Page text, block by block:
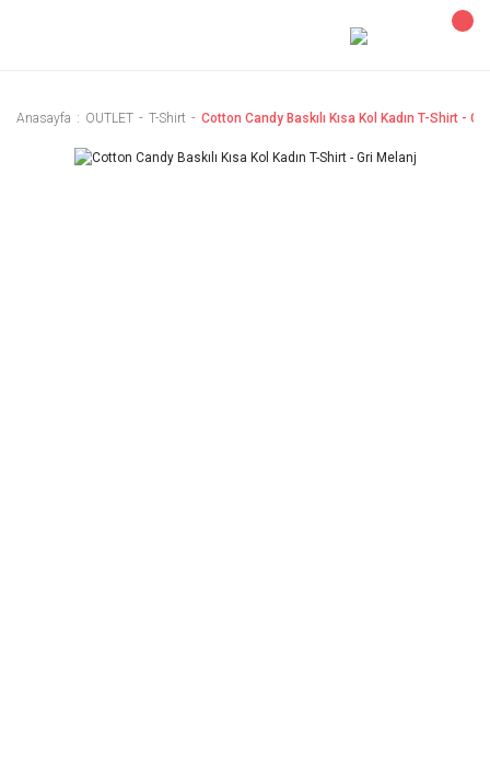
Anasayfa OUTLET T-Shirt Cotton Candy Baskılı Kısa Kol Kadın T-Shirt -